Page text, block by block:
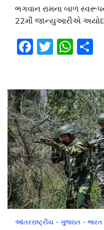
ભગવાન રામના બાળ
22મી જાન્યુઆરીએ
Facebook
Twitter
આંતરરાષ્ટ્રીય ગુજરાત ભારત